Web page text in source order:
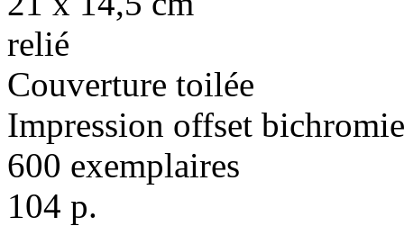
relié
Couverture toilée
Impression offset bichromie
600 exemplaires
104 p.